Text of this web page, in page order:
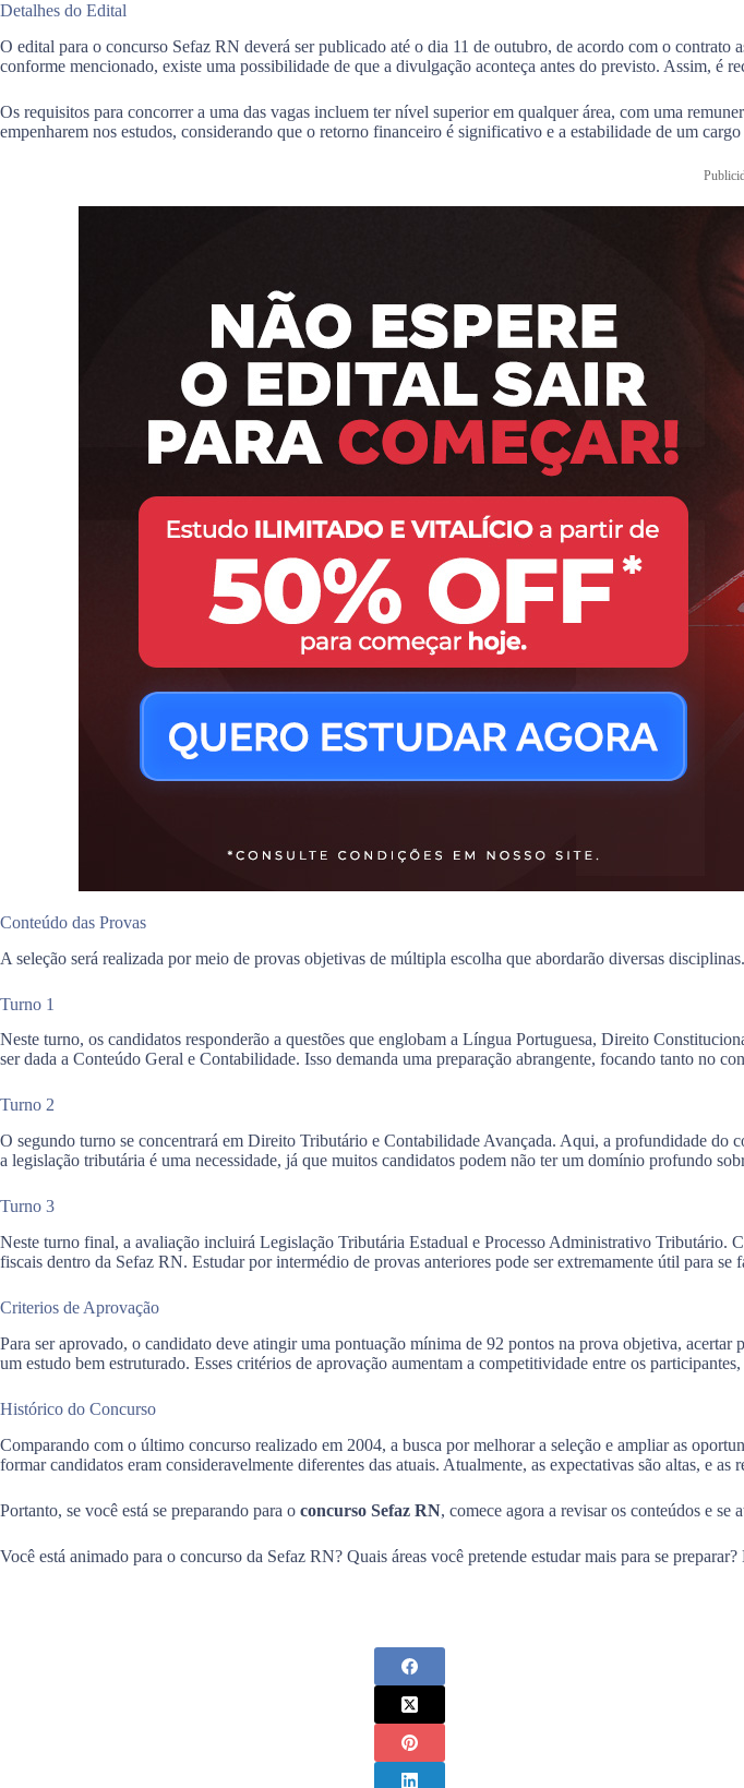
Detalhes do Edital
O edital para o concurso Sefaz RN deverá ser publicado até o dia 11 de outubro, de acordo com o
conforme mencionado, existe uma possibilidade de que a divulgação aconteça antes do previsto. Assim, é
Os requisitos para concorrer a uma das vagas incluem ter nível superior em qualquer área, com uma
empenharem nos estudos, considerando que o retorno financeiro é significativo e a estabilidade de um
Conteúdo das Provas
A seleção será realizada por meio de provas objetivas de múltipla escolha que abordarão diversas
Turno 1
Neste turno, os candidatos responderão a questões que englobam a Língua Portuguesa, Direito
ser dada a Conteúdo Geral e Contabilidade. Isso demanda uma preparação abrangente, focando tanto no
Turno 2
O segundo turno se concentrará em Direito Tributário e Contabilidade Avançada. Aqui, a profundidade do
a legislação tributária é uma necessidade, já que muitos candidatos podem não ter um domínio profundo
Turno 3
Neste turno final, a avaliação incluirá Legislação Tributária Estadual e Processo Administrativo Tributário.
fiscais dentro da Sefaz RN. Estudar por intermédio de provas anteriores pode ser extremamente útil para se
Criterios de Aprovação
Para ser aprovado, o candidato deve atingir uma pontuação mínima de 92 pontos na prova objetiva,
um estudo bem estruturado. Esses critérios de aprovação aumentam a competitividade entre os
Histórico do Concurso
Comparando com o último concurso realizado em 2004, a busca por melhorar a seleção e ampliar as
formar candidatos eram consideravelmente diferentes das atuais. Atualmente, as expectativas são altas, e
Portanto, se você está se preparando para o concurso Sefaz RN, comece agora a revisar os conteúdos e
Você está animado para o concurso da Sefaz RN? Quais áreas você pretende estudar mais para se